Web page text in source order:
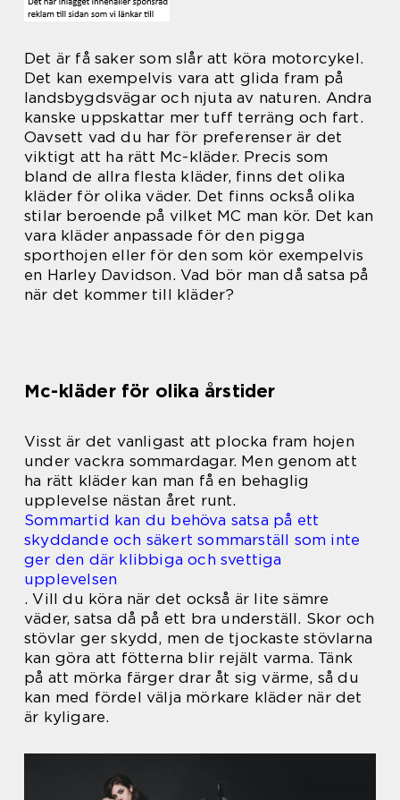
Det är få saker som slår att köra motorcykel.
Det kan exempelvis vara att glida fram på
landsbygdsvägar och njuta av naturen. Andra
kanske uppskattar mer tuff terräng och fart.
Oavsett vad du har för preferenser är det
viktigt att ha rätt Mc-kläder. Precis som
bland de allra flesta kläder, finns det olika
kläder för olika väder. Det finns också olika
stilar beroende på vilket MC man kör. Det kan
vara kläder anpassade för den pigga
sporthojen eller för den som kör exempelvis
en Harley Davidson. Vad bör man då satsa på
när det kommer till kläder?
Mc-kläder för olika årstider
Visst är det vanligast att plocka fram hojen
under vackra sommardagar. Men genom att
ha rätt kläder kan man få en behaglig
upplevelse nästan året runt.
Sommartid kan du behöva satsa på ett
skyddande och säkert sommarställ som inte
ger den där klibbiga och svettiga
upplevelsen
. Vill du köra när det också är lite sämre
väder, satsa då på ett bra underställ. Skor och
stövlar ger skydd, men de tjockaste stövlarna
kan göra att fötterna blir rejält varma. Tänk
på att mörka färger drar åt sig värme, så du
kan med fördel välja mörkare kläder när det
är kyligare.